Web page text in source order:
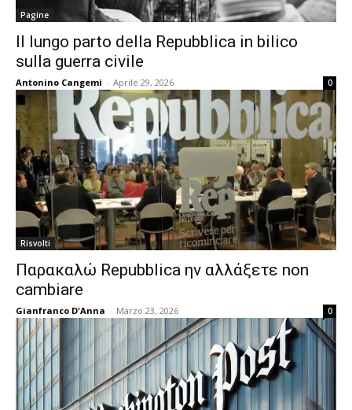
Pagine
Il lungo parto della Repubblica in bilico
sulla guerra civile
Antonino Cangemi - Aprile 29, 2026 0
Risvolti
Παρακαλώ Repubblica ην αλλάξετε non
cambiare
Gianfranco D'Anna - Marzo 23, 2026 0